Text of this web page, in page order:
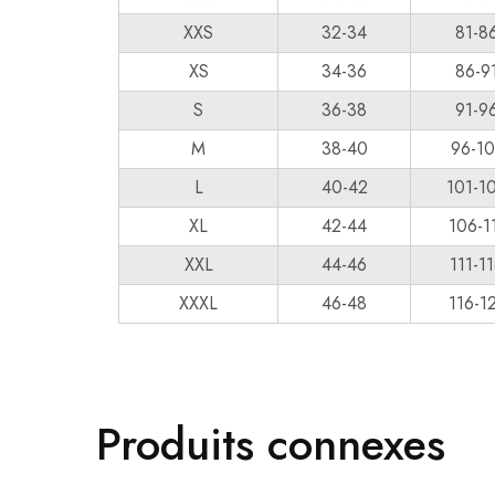
XXS
32-34
81-
XS
34-36
86-91
S
36-38
91-
M
38-40
96-
L
40-42
101-
XL
42-44
106-
XXL
44-46
111-
XXXL
46-48 116-
Produits connexes